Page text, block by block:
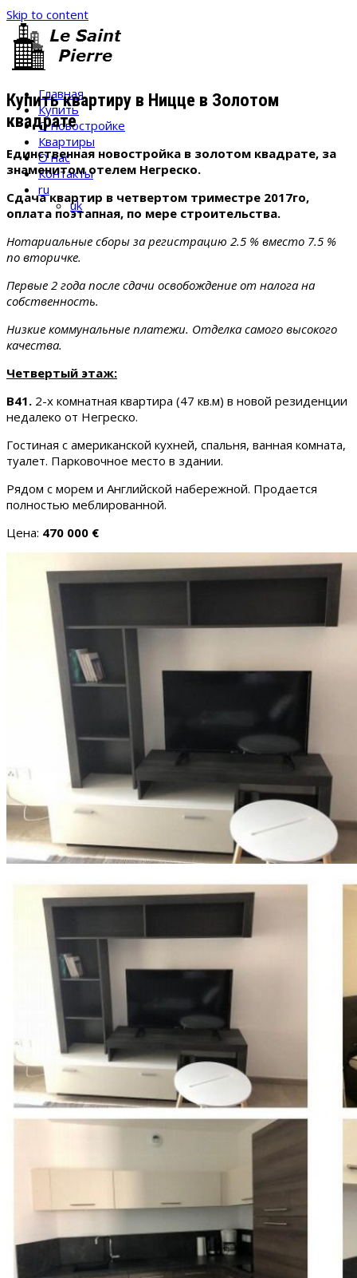
Skip to content
Главная
Купить
О новостройке
Квартиры
О нас
Контакты
ru
uk
Купить квартиру в Ницце в Золотом
квадрате
Единственная новостройка в золотом квадрате, за
знаменитом отелем Негреско.
Сдача квартир в четвертом триместре 2017го,
оплата поэтапная, по мере строительства.
Нотариальные сборы за регистрацию 2.5 % вместо 7.5 %
по вторичке.
Первые 2 года после сдачи освобождение от налога на
собственность.
Низкие коммунальные платежи. Отделка самого высокого
качества.
Четвертый этаж:
B41. 2-х комнатная квартира (47 кв.м) в новой резиденции
недалеко от Негреско.
Гостиная с американской кухней, спальня, ванная комната,
туалет. Парковочное место в здании.
Рядом с морем и Английской набережной. Продается
полностью меблированной.
Цена: 470 000 €